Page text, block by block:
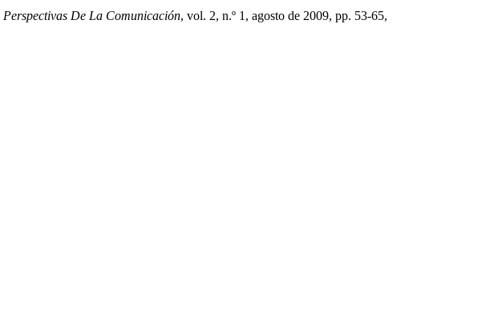
Perspectivas De La Comunicación, vol. 2, n.º 1, agosto de 2009, pp. 53-65,